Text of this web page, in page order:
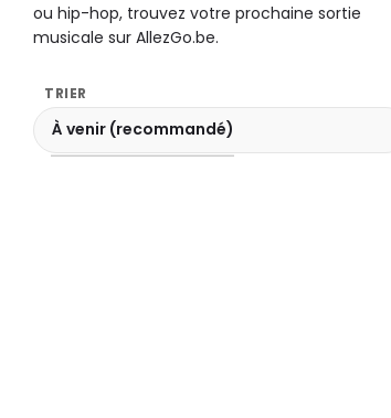
ou hip-hop, trouvez votre prochaine sortie
musicale sur AllezGo.be.
À venir (recommandé)
TRIER